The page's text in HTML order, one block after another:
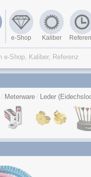
e-Shop Kaliber
Meterware Leder